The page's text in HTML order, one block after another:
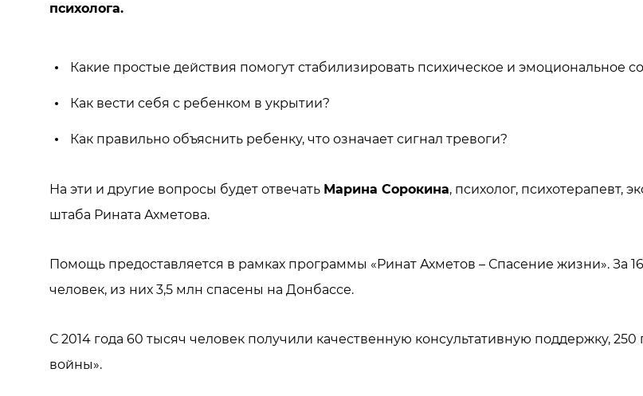
психолога.
Какие простые действия помогут стабилизировать психическое и эмоциональное
Как вести себя с ребенком в укрытии?
Как правильно объяснить ребенку, что означает сигнал тревоги?
На эти и другие вопросы будет отвечать Марина Сорокина, психолог, психотерапевт,
штаба Рината Ахметова.
Помощь предоставляется в рамках программы «Ринат Ахметов – Спасение жизни». За
человек, из них 3,5 млн спасены на Донбассе.
С 2014 года 60 тысяч человек получили качественную консультативную поддержку,
войны».